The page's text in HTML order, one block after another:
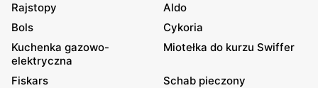
Rajstopy
Aldo
Bols
Cykoria
Kuchenka gazowo-
elektryczna
Miotełka do kurzu Swiffer
Fiskars Schab pieczony